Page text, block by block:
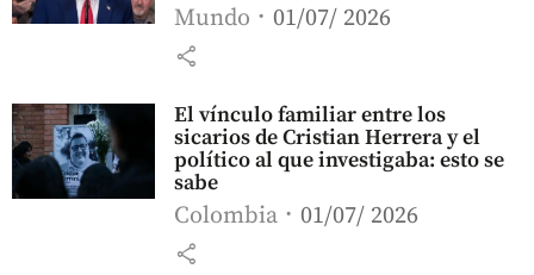
Mundo 01/07/ 2026
share
El vínculo familiar entre los
sicarios de Cristian Herrera y el
político al que investigaba: esto se
sabe
Colombia 01/07/ 2026
share